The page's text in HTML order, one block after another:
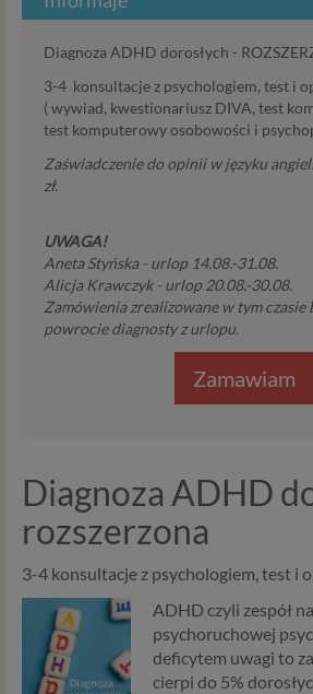
Diagnoza ADHD dorosłych -
3-4 konsultacje z psychologiem, test i
( wywiad, kwestionariusz DIVA, test
test komputerowy osobowości i
Zaświadczenie do opinii w języku
zł.
UWAGA!
Aneta Styńska - urlop 14.08.-31.08.
Alicja Krawczyk - urlop 20.08.-30.08.
Zamówienia zrealizowane w tym czasie
powrocie diagnosty z urlopu.
Zamawiam
Diagnoza ADHD
rozszerzona
3-4 konsultacje z psychologiem, test i
ADHD czyli zespół
psychoruchowej
deficytem uwagi to
cierpi do 5%